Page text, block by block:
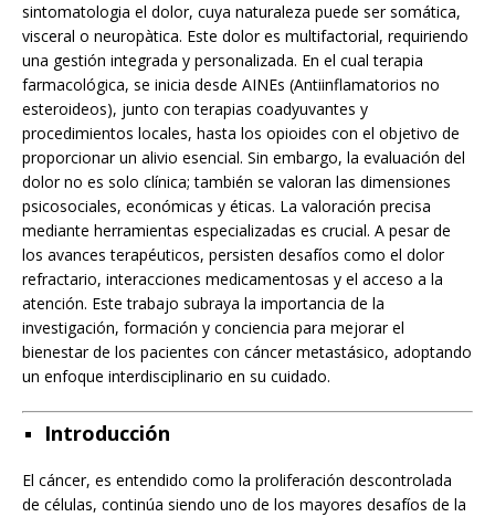
sintomatologia el dolor, cuya naturaleza puede ser somática,
visceral o neuropàtica. Este dolor es multifactorial, requiriendo
una gestión integrada y personalizada. En el cual terapia
farmacológica, se inicia desde AINEs (Antiinflamatorios no
esteroideos), junto con terapias coadyuvantes y
procedimientos locales, hasta los opioides con el objetivo de
proporcionar un alivio esencial. Sin embargo, la evaluación del
dolor no es solo clínica; también se valoran las dimensiones
psicosociales, económicas y éticas. La valoración precisa
mediante herramientas especializadas es crucial. A pesar de
los avances terapéuticos, persisten desafíos como el dolor
refractario, interacciones medicamentosas y el acceso a la
atención. Este trabajo subraya la importancia de la
investigación, formación y conciencia para mejorar el
bienestar de los pacientes con cáncer metastásico, adoptando
un enfoque interdisciplinario en su cuidado.
Introducción
El cáncer, es entendido como la proliferación descontrolada
de células, continúa siendo uno de los mayores desafíos de la